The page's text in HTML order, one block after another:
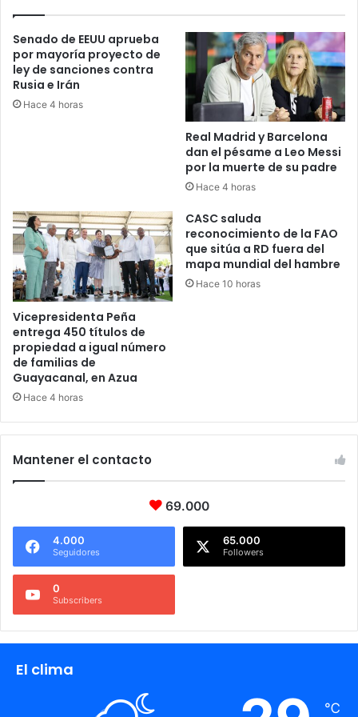
Senado de EEUU aprueba
por mayoría proyecto de
ley de sanciones contra
Rusia e Irán
Hace 4 horas
Real Madrid y Barcelona
dan el pésame a Leo Messi
por la muerte de su padre
Hace 4 horas
Vicepresidenta Peña
entrega 450 títulos de
propiedad a igual número
de familias de
Guayacanal, en Azua
Hace 4 horas
CASC saluda
reconocimiento de la FAO
que sitúa a RD fuera del
mapa mundial del hambre
Hace 10 horas
Mantener el contacto
69.000
4.000
Seguidores
65.000
Followers
0
Subscribers
El clima
℃